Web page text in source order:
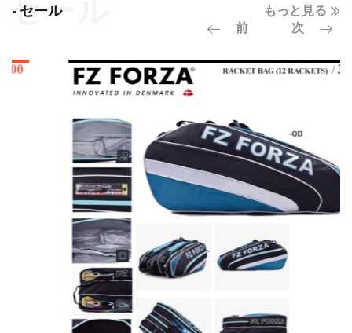
- セール
もっと見る
前
次